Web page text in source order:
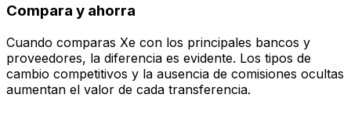
Compara y ahorra
Cuando comparas Xe con los principales bancos y
proveedores, la diferencia es evidente. Los tipos de
cambio competitivos y la ausencia de comisiones ocultas
aumentan el valor de cada transferencia.